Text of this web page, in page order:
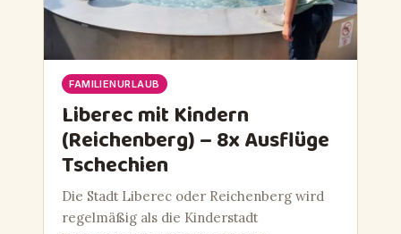
FAMILIENURLAUB
Liberec mit Kindern
(Reichenberg) – 8x Ausflüge
Tschechien
Die Stadt Liberec oder Reichenberg wird
regelmäßig als die Kinderstadt